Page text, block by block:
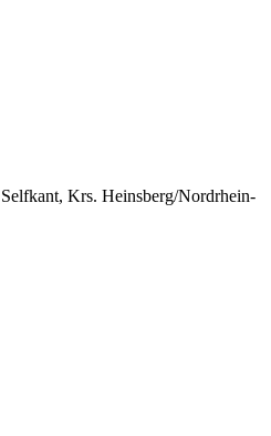
Krs. Heinsberg/Nordrhein-